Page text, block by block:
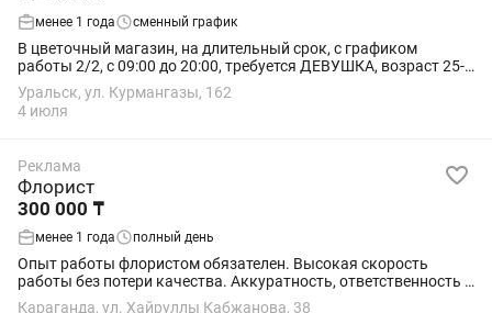
менее 1 года сменный график
В цветочный магазин, на длительный срок, с графиком
работы 2/2, с 09:00 до 20:00, требуется ДЕВУШКА, возраст 25-
30 лет, опрятный внешний вид, физически активная,
общительная. Остальные требования и...
Уральск, ул. Курмангазы, 162
4 июля
Реклама
Флорист
300 000 ₸
менее 1 года полный день
Опыт работы флористом обязателен. Высокая скорость
работы без потери качества. Аккуратность, ответственность и
хороший вкус. Работа на %(от 220000-400000), официальное
Караганда, ул. Хайруллы Кабжанова, 38